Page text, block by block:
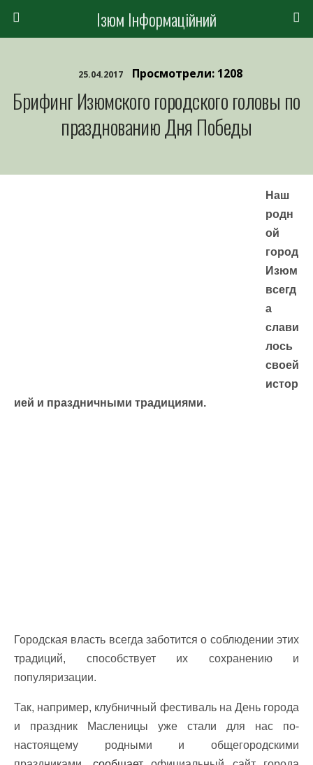
Ізюм Інформаційний
25.04.2017 Просмотрели: 1208
Брифинг Изюмского городского головы по
празднованию Дня Победы
Наш
родн
ой
город
Изюм
всегд
а
слави
лось
своей
истор
ией и праздничными традициями.
Городская власть всегда заботится о соблюдении этих
традиций, способствует их сохранению и
популяризации.
Так, например, клубничный фестиваль на День города
и праздник Масленицы уже стали для нас по-
настоящему родными и общегородскими